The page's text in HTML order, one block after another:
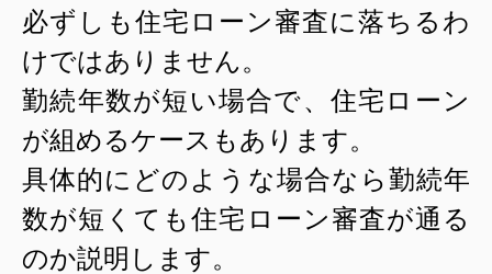
必ずしも住宅ローン審査に落ちるわ
けではありません。
勤続年数が短い場合で、住宅ローン
が組めるケースもあります。
具体的にどのような場合なら勤続年
数が短くても住宅ローン審査が通る
のか説明します。